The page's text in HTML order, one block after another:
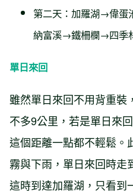
第二天：加羅湖→偉
納富溪→鐵柵欄→四季
單日來回
雖然單日來回不用背重裝
不多9公里，若是單日來
這個距離一點都不輕鬆。
霧與下雨，單日來回時走
這時到達加羅湖，只看到